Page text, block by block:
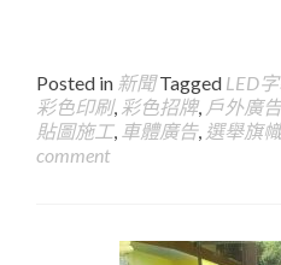
Posted in 新聞 Tagged LED
彩色印刷, 彩色招牌, 戶外廣告
貼圖施工, 車體廣告, 選舉旗幟
comment